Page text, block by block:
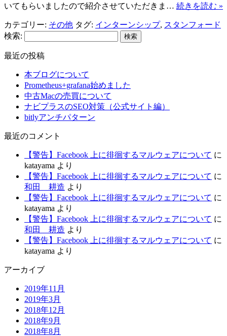
いてもらいましたので紹介させていただきま… 続きを読む »
カテゴリー: その他 タグ: インターンシップ, スタンフォード
検索:
最近の投稿
本ブログについて
Prometheus+grafana始めました
中古Macの売買について
ナビプラスのSEO対策（公式サイト編）
bitlyアンチパターン
最近のコメント
【警告】Facebook 上に徘徊するマルウェアについて に
katayama より
【警告】Facebook 上に徘徊するマルウェアについて に
和田 耕造 より
【警告】Facebook 上に徘徊するマルウェアについて に
katayama より
【警告】Facebook 上に徘徊するマルウェアについて に
和田 耕造 より
【警告】Facebook 上に徘徊するマルウェアについて に
katayama より
アーカイブ
2019年11月
2019年3月
2018年12月
2018年9月
2018年8月